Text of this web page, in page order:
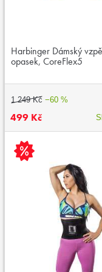
Harbinger Dámský
opasek, CoreFlex5
1 249 Kč −60 %
499 Kč